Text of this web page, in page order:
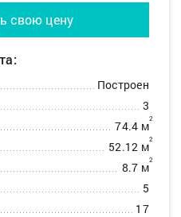
свою цену
Построен
3
74.4 м2
52.12 м2
8.7 м2
5
17